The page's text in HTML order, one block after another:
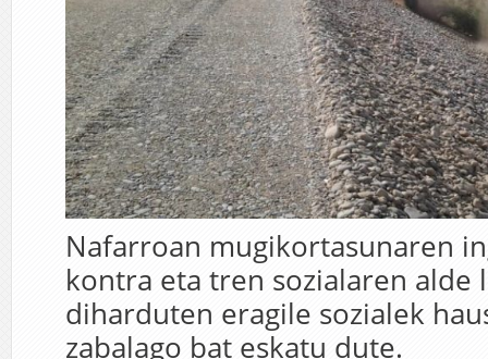
Nafarroan mugikortasunaren
kontra eta tren sozialaren alde
diharduten eragile sozialek
zabalago bat eskatu dute.